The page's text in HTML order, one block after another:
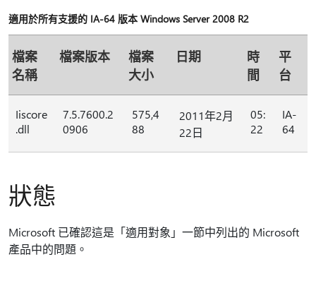
適用於所有支援的 IA-64 版本 Windows Server 2008 R2
檔案
名稱
檔案版本
檔案
大小
日期
時
間
平
台
Iiscore
.dll
7.5.7600.2
0906
575,4
88
2011年2月
22日
05:
22
IA-
64
狀態
Microsoft 已確認這是「適用對象」一節中列出的 Microsoft
產品中的問題。